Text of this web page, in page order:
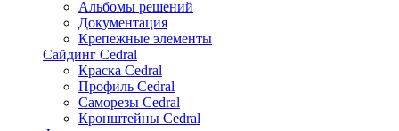
Альбомы решений
Документация
Крепежные элементы
Сайдинг Cedral
Краска Cedral
Профиль Cedral
Саморезы Cedral
Кронштейны Cedral